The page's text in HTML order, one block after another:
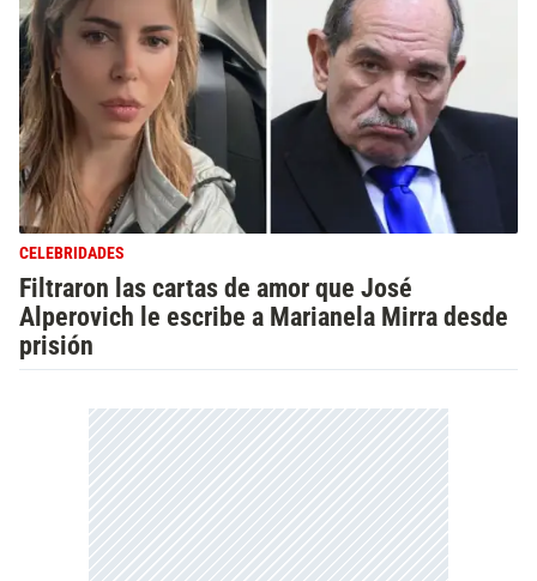
CELEBRIDADES
Filtraron las cartas de amor que José
Alperovich le escribe a Marianela Mirra desde
prisión